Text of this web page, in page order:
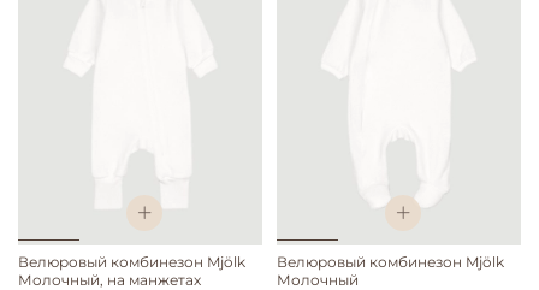
Велюровый комбинезон Mjölk
Молочный, на манжетах
Велюровый комбинезон Mjölk
Молочный